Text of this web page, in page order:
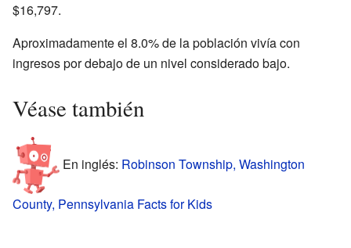
$16,797.
Aproximadamente el 8.0% de la población vivía con
ingresos por debajo de un nivel considerado bajo.
Véase también
En inglés: Robinson Township, Washington
County, Pennsylvania Facts for Kids